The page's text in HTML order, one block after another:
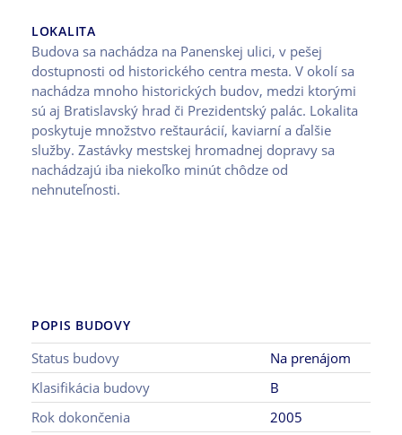
LOKALITA
Budova sa nachádza na Panenskej ulici, v pešej
dostupnosti od historického centra mesta. V okolí sa
nachádza mnoho historických budov, medzi ktorými
sú aj Bratislavský hrad či Prezidentský palác. Lokalita
poskytuje množstvo reštaurácií, kaviarní a ďalšie
služby. Zastávky mestskej hromadnej dopravy sa
nachádzajú iba niekoľko minút chôdze od
nehnuteľnosti.
POPIS BUDOVY
Status budovy
Na prenájom
Klasifikácia budovy
B
Rok dokončenia
2005